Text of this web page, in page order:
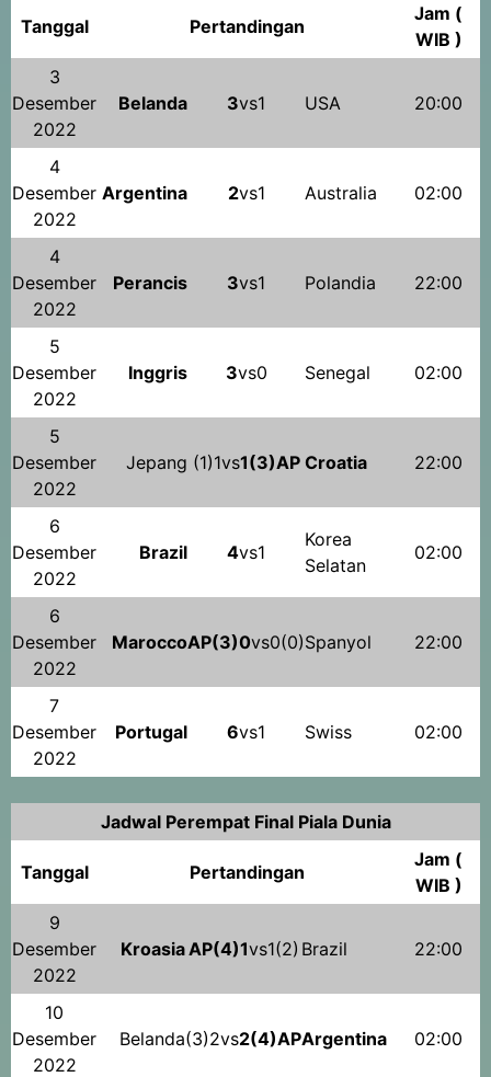
Tanggal Pertandingan
Jam (
WIB )
3
Desember
2022
Belanda 3vs1 USA 20:00
4
Desember
2022
Argentina 2vs1 Australia 02:00
4
Desember
2022
Perancis 3vs1 Polandia 22:00
5
Desember
2022
Inggris 3vs0 Senegal 02:00
5
Desember
2022
Jepang (1)1vs1(3)AP Croatia 22:00
6
Desember
2022
Brazil 4vs1
Korea
Selatan
02:00
6
Desember
2022
MaroccoAP(3)0vs0(0)Spanyol 22:00
7
Desember
2022
Portugal 6vs1 Swiss 02:00
Jadwal Perempat Final Piala Dunia
Tanggal Pertandingan
Jam (
WIB )
9
Desember
2022
Kroasia AP(4)1vs1(2) Brazil 22:00
10
Desember
2022
Belanda(3)2vs2(4)APArgentina 02:00